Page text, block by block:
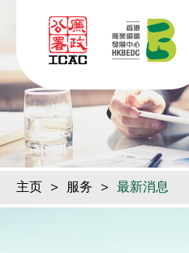
主页 > 服务 > 最新消息